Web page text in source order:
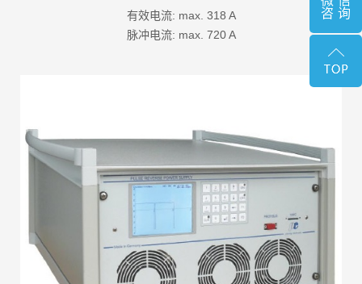
有效电流: max. 318 A
脉冲电流: max. 720 A
咨询